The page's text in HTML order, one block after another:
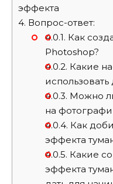
эффекта
4. Вопрос-ответ:
4.0.1. Как
Photoshop?
4.0.2. Какие
4.0.3. Можно
на
4.0.4. Как
эффекта
4.0.5. Какие
эффекта